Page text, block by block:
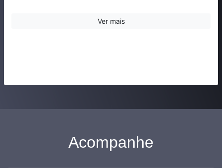
Ver mais
Acompanhe